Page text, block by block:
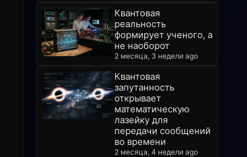
Квантовая
реальность
формирует ученого, а
не наоборот
2 месяца, 3 недели ago
Квантовая
запутанность
открывает
математическую
лазейку для
передачи сообщений
во времени
2 месяца, 4 недели ago